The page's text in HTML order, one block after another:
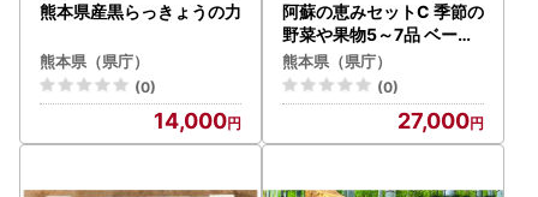
熊本県産黒らっきょうの力
熊本県（県庁）
(0)
14,000
阿蘇の恵みセットC 季節の
野菜や果物5～7品 ベーコ
ン ハム ソーセージ ヨーグ
ルト 牛乳
熊本県（県庁）
(0)
27,000